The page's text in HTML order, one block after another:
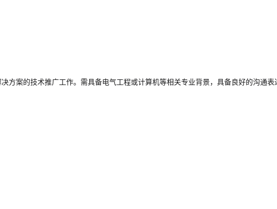
方案的技术推广工作。需具备电气工程或计算机等相关专业背景，具备良好的沟通